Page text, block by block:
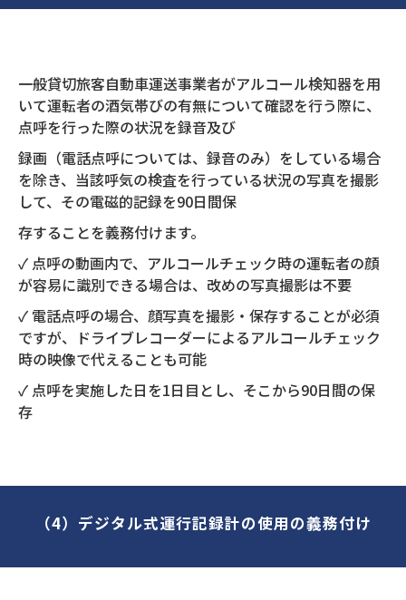
一般貸切旅客自動車運送事業者がアルコール検知器を用
いて運転者の酒気帯びの有無について確認を行う際に、
点呼を行った際の状況を録音及び
録画（電話点呼については、録音のみ）をしている場合
を除き、当該呼気の検査を行っている状況の写真を撮影
して、その電磁的記録を90日間保
存することを義務付けます。
✓ 点呼の動画内で、アルコールチェック時の運転者の顔
が容易に識別できる場合は、改めの写真撮影は不要
✓ 電話点呼の場合、顔写真を撮影・保存することが必須
ですが、ドライブレコーダーによるアルコールチェック
時の映像で代えることも可能
✓ 点呼を実施した日を1日目とし、そこから90日間の保
存
（4）デジタル式運行記録計の使用の義務付け